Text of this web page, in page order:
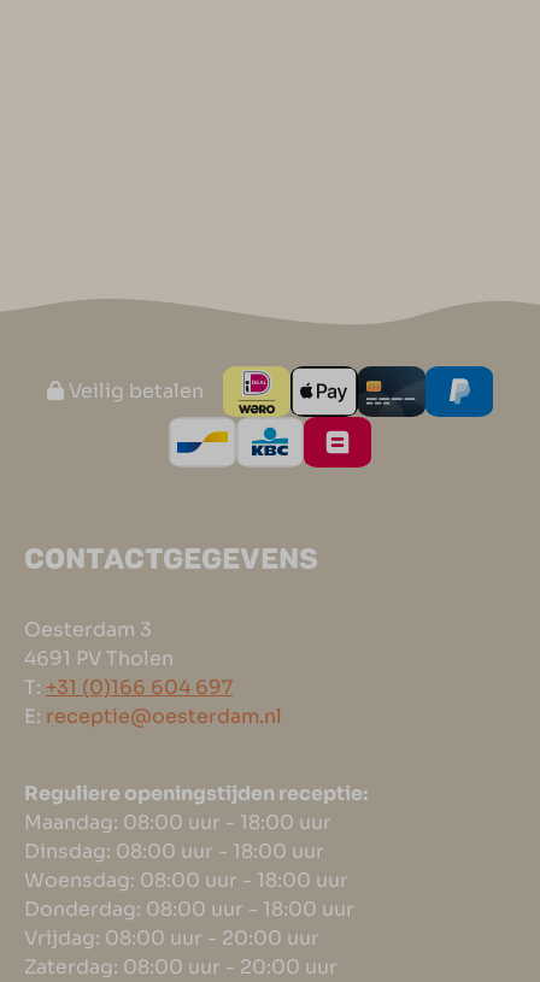
Veilig betalen
CONTACTGEGEVENS
Oesterdam 3
4691 PV Tholen
T: +31 (0)166 604 697
E: receptie@oesterdam.nl
Reguliere openingstijden receptie:
Maandag: 08:00 uur - 18:00 uur
Dinsdag: 08:00 uur - 18:00 uur
Woensdag: 08:00 uur - 18:00 uur
Donderdag: 08:00 uur - 18:00 uur
Vrijdag: 08:00 uur - 20:00 uur
Zaterdag: 08:00 uur - 20:00 uur